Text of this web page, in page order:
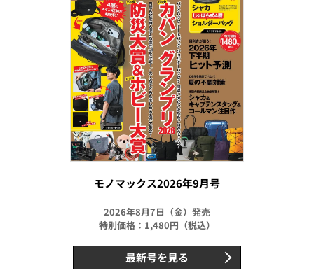
モノマックス2026年9月号
2026年8月7日（金）発売
特別価格：1,480円（税込）
最新号を見る